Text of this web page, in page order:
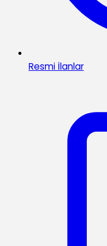
Resmi İlanlar